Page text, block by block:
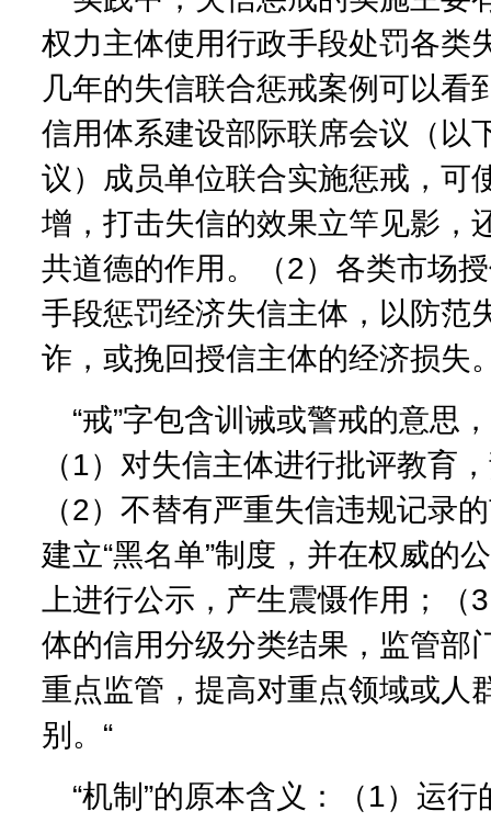
权力主体使用行政手段处罚各类
几年的失信联合惩戒案例可以看
信用体系建设部际联席会议（以
议）成员单位联合实施惩戒，可
增，打击失信的效果立竿见影，
共道德的作用。（2）各类市场
手段惩罚经济失信主体，以防范
诈，或挽回授信主体的经济损失
“戒”字包含训诫或警戒的意思
（1）对失信主体进行批评教育
（2）不替有严重失信违规记录
建立“黑名单”制度，并在权威的
上进行公示，产生震慑作用；（
体的信用分级分类结果，监管部
重点监管，提高对重点领域或人
别。“
“机制”的原本含义：（1）运行